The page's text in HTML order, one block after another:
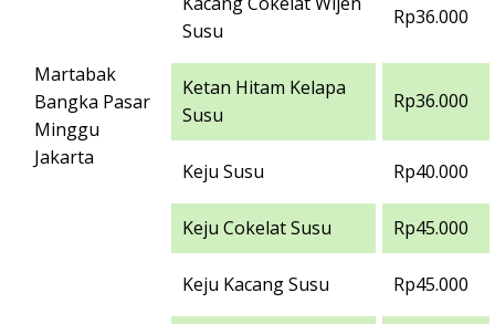
Martabak
Bangka Pasar
Minggu
Jakarta
Susu
Rp36.000
Ketan Hitam Kelapa
Susu
Rp36.000
Keju Susu Rp40.000
Keju Cokelat Susu Rp45.000
Keju Kacang Susu Rp45.000